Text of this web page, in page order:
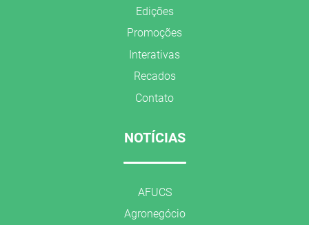
Edições
Promoções
Interativas
Recados
Contato
NOTÍCIAS
AFUCS
Agronegócio